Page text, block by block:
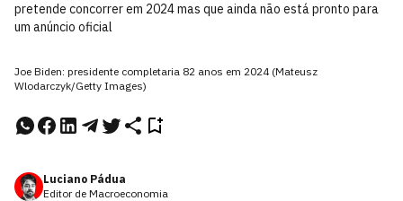
pretende concorrer em 2024 mas que ainda não está pronto para
um anúncio oficial
Joe Biden: presidente completaria 82 anos em 2024 (Mateusz
Wlodarczyk/Getty Images)
Luciano Pádua
Editor de Macroeconomia